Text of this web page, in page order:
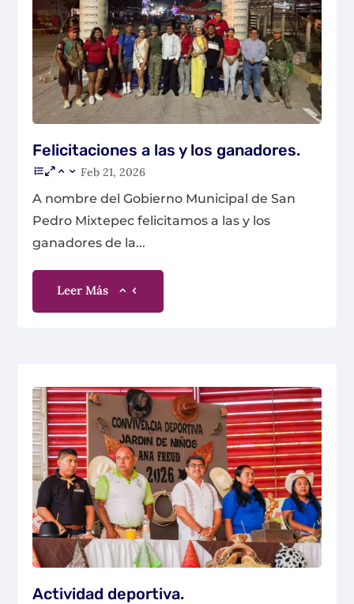
Felicitaciones a las y los ganadores.
Feb 21, 2026
A nombre del Gobierno Municipal de San
Pedro Mixtepec felicitamos a las y los
ganadores de la...
Leer Más
Actividad deportiva.